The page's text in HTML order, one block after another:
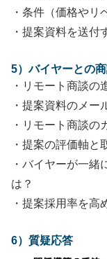
・条件（価格や
・提案資料を送付
5）バイヤーとの
・リモート商談の
・提案資料のメー
・リモート商談の
・提案の評価軸と
・バイヤーが一緒
は？
・提案採用率を高
6）質疑応答